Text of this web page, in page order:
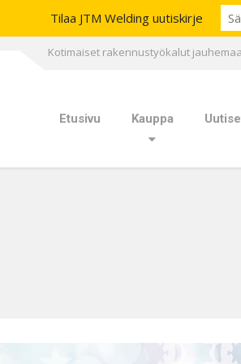
Kotimaiset rakennustyökalut
Etusivu Kauppa
Tilaa JTM Welding uutiskirje